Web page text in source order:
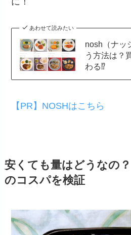
あわせて読みたい
nosh（ナッ
う方法は？
わる⁉
【PR】NOSHはこちら
安くても量はどうなの
のコスパを検証